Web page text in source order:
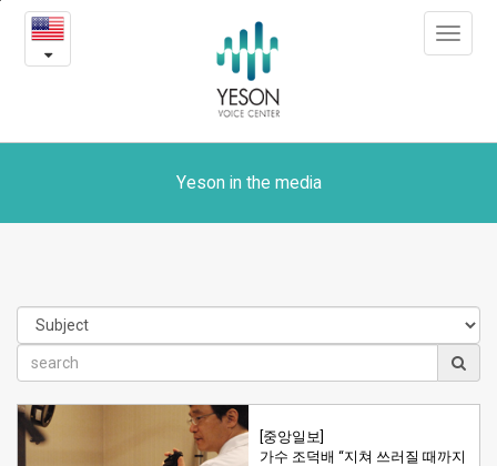
Yeson
in
media
Toggle
Yeson in the media
[중앙일보]
가수 조덕배 “지쳐 쓰러질 때까지